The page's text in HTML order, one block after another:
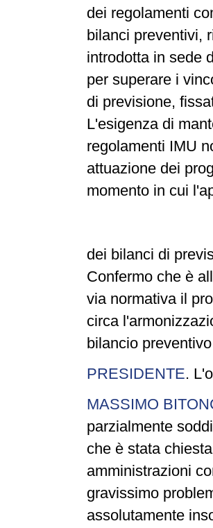
dei regolamenti
bilanci preventivi,
introdotta in sede
per superare i
di previsione,
L'esigenza di
regolamenti IMU
attuazione dei
momento in cui
dei bilanci di
Confermo che è
via normativa il
circa
bilancio
PRESIDENTE.
MASSIMO
parzialmente
che è stata
amministrazioni
gravissimo
assolutamente